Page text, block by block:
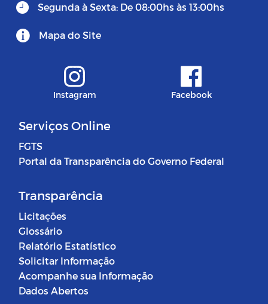
Segunda à Sexta: De 08:00hs às 13:00hs
Mapa do Site
Instagram Facebook
Serviços Online
FGTS
Portal da Transparência do Governo Federal
Transparência
Licitações
Glossário
Relatório Estatístico
Solicitar Informação
Acompanhe sua Informação
Dados Abertos